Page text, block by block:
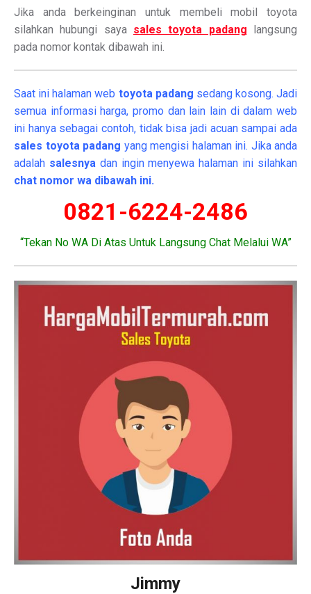
Jika anda berkeinginan untuk membeli mobil toyota
silahkan hubungi saya sales toyota padang langsung
pada nomor kontak dibawah ini.
Saat ini halaman web toyota padang sedang kosong. Jadi
semua informasi harga, promo dan lain lain di dalam web
ini hanya sebagai contoh, tidak bisa jadi acuan sampai ada
sales toyota padang yang mengisi halaman ini. Jika anda
adalah salesnyadan ingin menyewa halaman ini silahkan
chat nomor wa dibawah ini.
0821-6224-2486
“Tekan No WA Di Atas Untuk Langsung Chat Melalui WA”
Jimmy